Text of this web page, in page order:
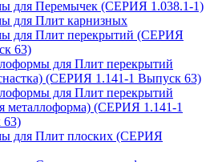
для Перемычек (СЕРИЯ 1.038.1-1)
для Плит карнизных
для Плит перекрытий (СЕРИЯ
63)
для Плит перекрытий
(СЕРИЯ 1.141-1 Выпуск 63)
для Плит перекрытий
металлоформа) (СЕРИЯ 1.141-1
63)
для Плит плоских (СЕРИЯ